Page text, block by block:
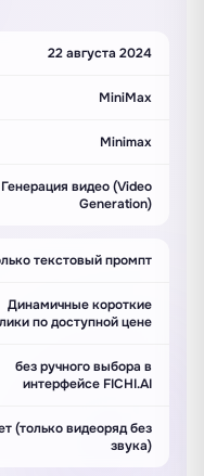
22 августа 2024
MiniMax
Minimax
Генерация видео (Video
Generation)
текстовый промпт
Динамичные короткие
по доступной цене
без ручного выбора в
интерфейсе FICHI.AI
(только видеоряд без
звука)